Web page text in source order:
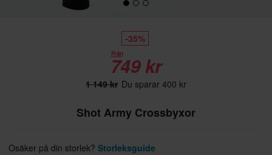
-35%
Från
749 kr
1 149 kr Du sparar 400 kr
Shot Army Crossbyxor
Osäker på din storlek? Storleksguide